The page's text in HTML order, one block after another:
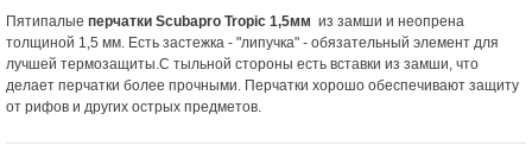
Пятипалые перчатки Scubapro Tropic 1,5мм из замши и неопрена
толщиной 1,5 мм. Есть застежка - "липучка" - обязательный элемент для
лучшей термозащиты.С тыльной стороны есть вставки из замши, что
делает перчатки более прочными. Перчатки хорошо обеспечивают защиту
от рифов и других острых предметов.